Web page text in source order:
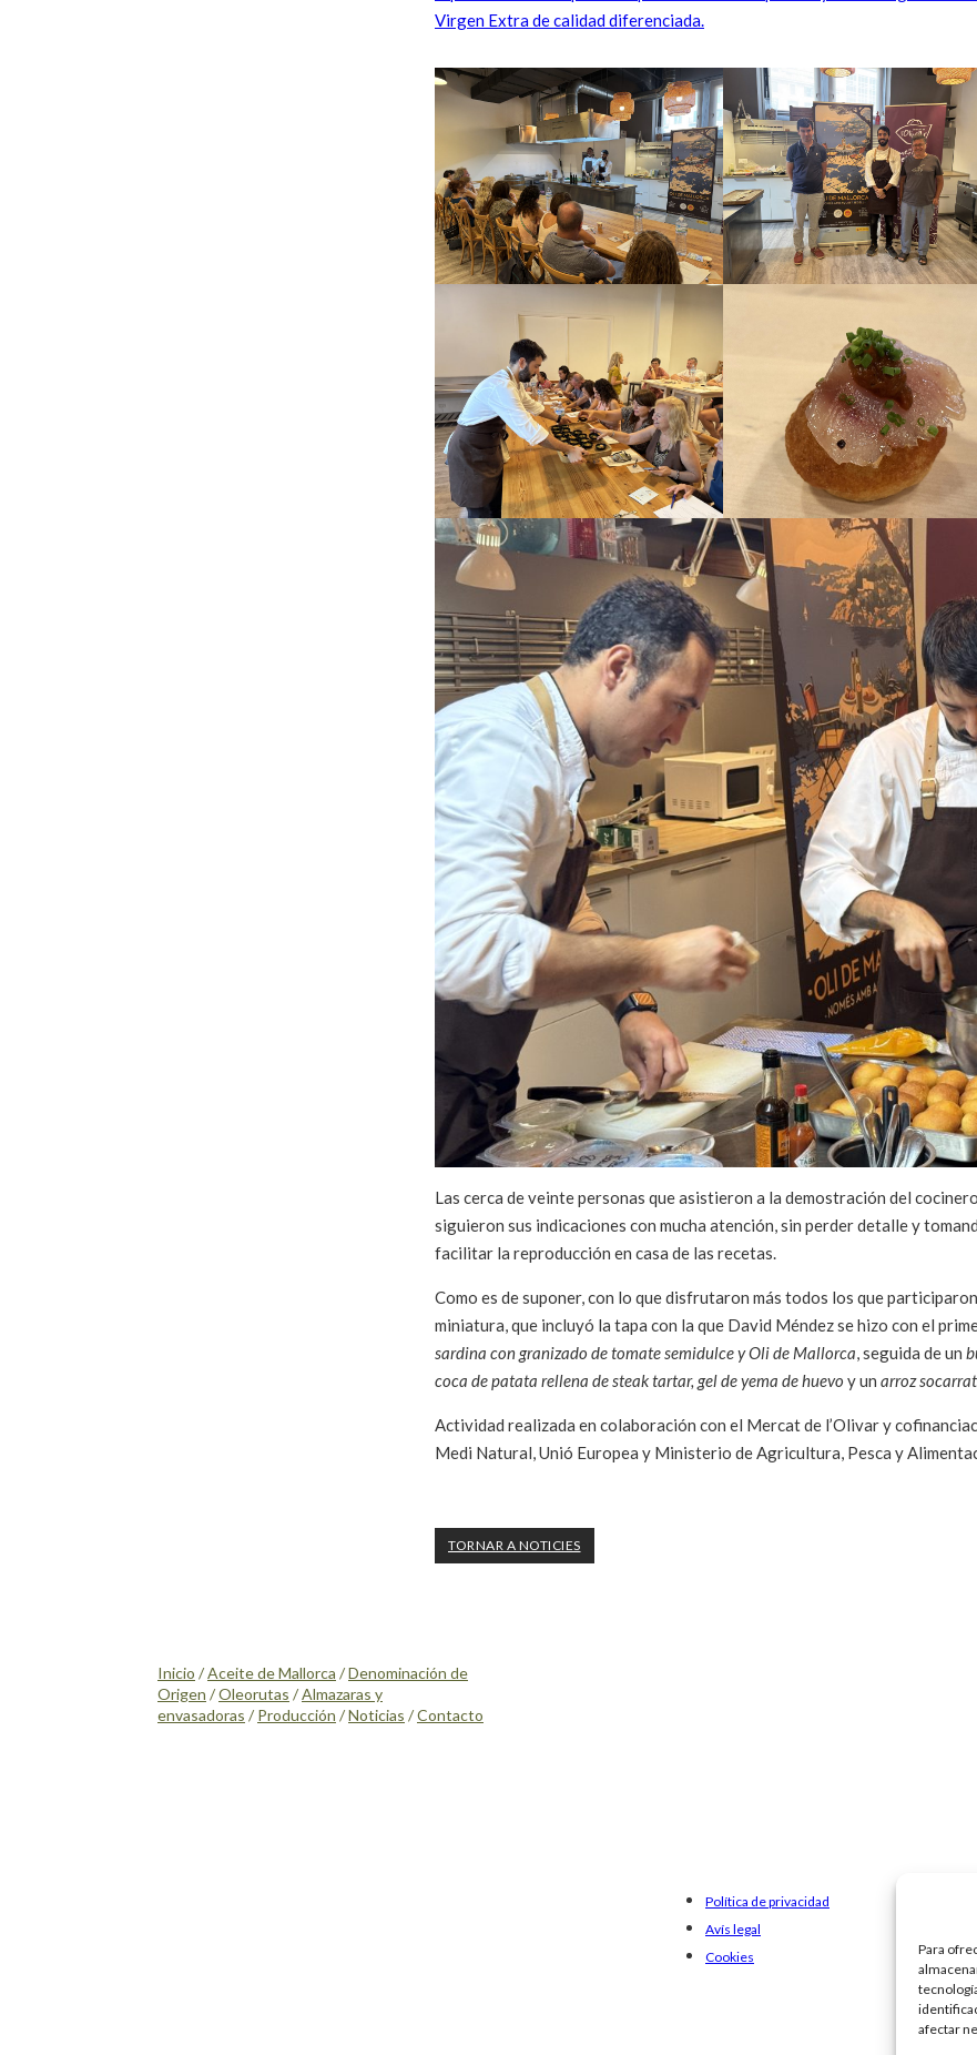
Para
afectar
Virgen Extra de calidad diferenciada.
Las cerca de veinte personas que asistieron a la demostración del
siguieron sus indicaciones con mucha atención, sin perder detalle y
facilitar la reproducción en casa de las recetas.
Como es de suponer, con lo que disfrutaron más todos los que
miniatura, que incluyó la tapa con la que David Méndez se hizo con el
sardina con granizado de tomate semidulce y Oli de Mallorca, seguida de un
coca de patata rellena de steak tartar, gel de yema de huevo y un arroz
Actividad realizada en colaboración con el Mercat de l’Olivar y
Medi Natural, Unió Europea y Ministerio de Agricultura, Pesca y
TORNAR A NOTICIES
Inicio /Aceite de Mallorca /Denominación de
Origen /Oleorutas /Almazaras y
envasadoras / Producción /Noticias /Contacto
Política de privacidad
Avís legal
Cookies